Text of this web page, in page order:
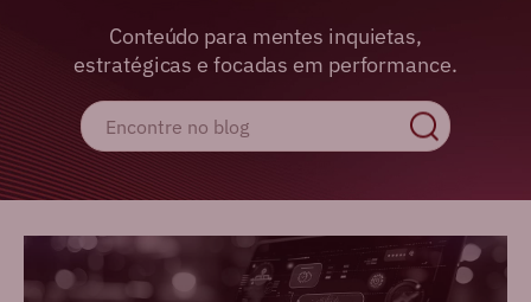
Conteúdo para mentes inquietas,
estratégicas e focadas em performance.